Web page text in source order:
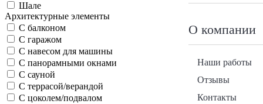
О компании
Наши работы
Отзывы
Контакты
Шале
Архитектурные элементы
С балконом
С гаражом
С навесом для машины
С панорамными окнами
С сауной
С террасой/верандой
С цоколем/подвалом